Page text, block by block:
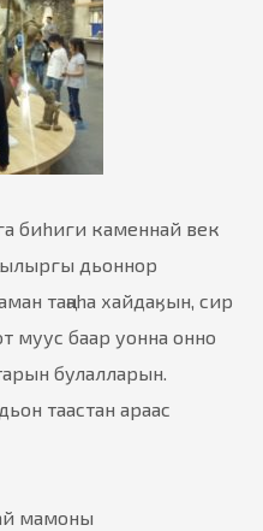
биhиги каменнай век
дьоннор
таңаhа хайдаӄын, сир
муус баар уонна онно
булалларын.
таастан араас
мамоны